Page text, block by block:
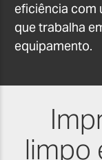
eficiência com
que trabalha
equipamento.
limpo